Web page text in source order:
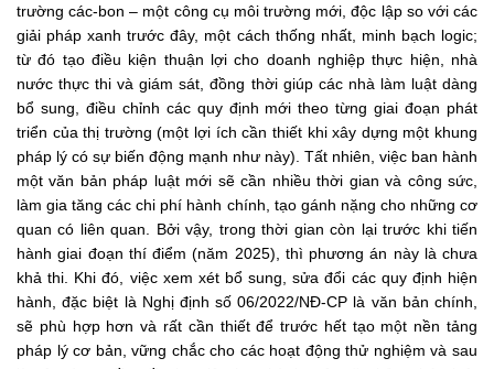
trường các-bon – một công cụ môi trường mới, độc lập so với các
giải pháp xanh trước đây, một cách thống nhất, minh bạch logic;
từ đó tạo điều kiện thuận lợi cho doanh nghiệp thực hiện, nhà
nước thực thi và giám sát, đồng thời giúp các nhà làm luật dàng
bổ sung, điều chỉnh các quy định mới theo từng giai đoạn phát
triển của thị trường (một lợi ích cần thiết khi xây dựng một khung
pháp lý có sự biến động mạnh như này). Tất nhiên, việc ban hành
một văn bản pháp luật mới sẽ cần nhiều thời gian và công sức,
làm gia tăng các chi phí hành chính, tạo gánh nặng cho những cơ
quan có liên quan. Bởi vậy, trong thời gian còn lại trước khi tiến
hành giai đoạn thí điểm (năm 2025), thì phương án này là chưa
khả thi. Khi đó, việc xem xét bổ sung, sửa đổi các quy định hiện
hành, đặc biệt là Nghị định số 06/2022/NĐ-CP là văn bản chính,
sẽ phù hợp hơn và rất cần thiết để trước hết tạo một nền tảng
pháp lý cơ bản, vững chắc cho các hoạt động thử nghiệm và sau